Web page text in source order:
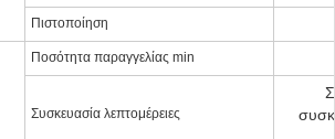
Πιστοποίηση
Ποσότητα παραγγελίας min
Συσκευασία λεπτομέρειες